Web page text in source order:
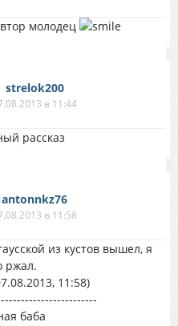
молодец
strelok200
в 11:44
рассказ
antonnkz76
в 11:58
из кустов вышел, я
ржал.
11:58)
баба